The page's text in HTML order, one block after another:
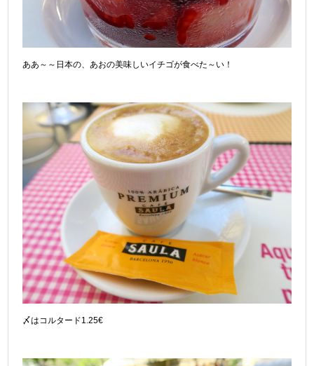
ああ～～日本の、あおの美味しいイチゴが食べた～い！
〆はコルタード1.25€